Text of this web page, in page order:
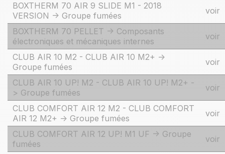
BOXTHERM 70 AIR 9 SLIDE M1 - 2018
VERSION -> Groupe fumées
voir
BOXTHERM 70 PELLET -> Composants
électroniques et mécaniques internes
voir
CLUB AIR 10 M2 - CLUB AIR 10 M2+ ->
Groupe fumées
voir
CLUB AIR 10 UP! M2 - CLUB AIR 10 UP! M2+ -
> Groupe fumées
voir
CLUB COMFORT AIR 12 M2 - CLUB COMFORT
AIR 12 M2+ -> Groupe fumées
voir
CLUB COMFORT AIR 12 UP! M1 UF -> Groupe
fumées
voir